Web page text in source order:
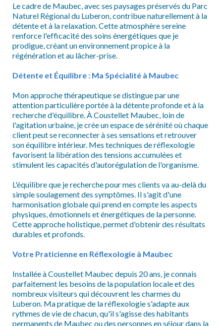
Le cadre de Maubec, avec ses paysages préservés du Parc
Naturel Régional du Luberon, contribue naturellement à la
détente et à la relaxation. Cette atmosphère sereine
renforce l'efficacité des soins énergétiques que je
prodigue, créant un environnement propice à la
régénération et au lâcher-prise.
Détente et Équilibre : Ma Spécialité à Maubec
Mon approche thérapeutique se distingue par une
attention particulière portée à la détente profonde et à la
recherche d'équilibre. À Coustellet Maubec, loin de
l'agitation urbaine, je crée un espace de sérénité où chaque
client peut se reconnecter à ses sensations et retrouver
son équilibre intérieur. Mes techniques de réflexologie
favorisent la libération des tensions accumulées et
stimulent les capacités d'autorégulation de l'organisme.
L'équilibre que je recherche pour mes clients va au-delà du
simple soulagement des symptômes. Il s'agit d'une
harmonisation globale qui prend en compte les aspects
physiques, émotionnels et énergétiques de la personne.
Cette approche holistique, permet d'obtenir des résultats
durables et profonds.
Votre Praticienne en Réflexologie à Maubec
Installée à Coustellet Maubec depuis 20 ans, je connais
parfaitement les besoins de la population locale et des
nombreux visiteurs qui découvrent les charmes du
Luberon. Ma pratique de la réflexologie s'adapte aux
rythmes de vie de chacun, qu'il s'agisse des habitants
permanents de Maubec ou des personnes en séjour dans la